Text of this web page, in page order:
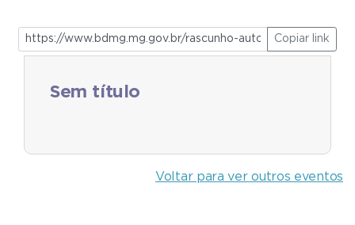
Copiar link
Sem título
Voltar para ver outros eventos